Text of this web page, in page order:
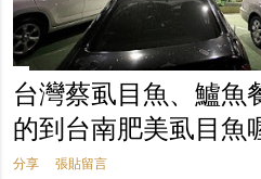
台灣蔡虱目魚、鱸魚
的到台南肥美虱目魚
分享 張貼留言